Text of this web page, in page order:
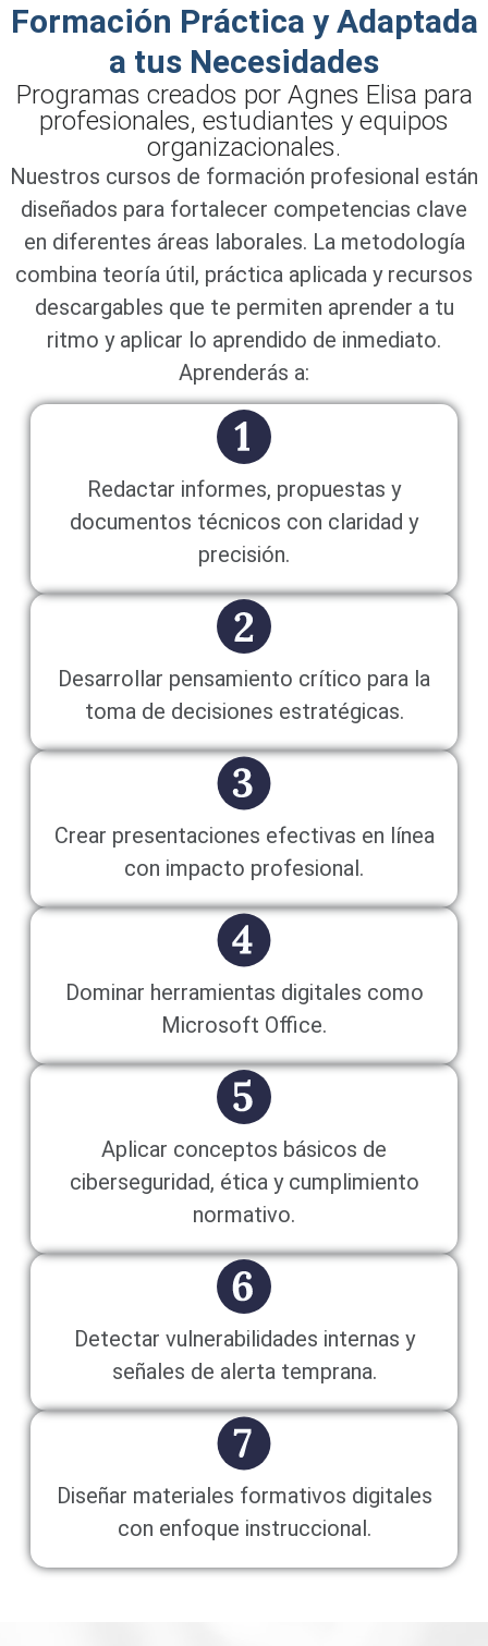
Formación Práctica y Adaptada
a tus Necesidades
Programas creados por Agnes Elisa para
profesionales, estudiantes y equipos
organizacionales.
Nuestros cursos de formación profesional están
diseñados para fortalecer competencias clave
en diferentes áreas laborales. La metodología
combina teoría útil, práctica aplicada y recursos
descargables que te permiten aprender a tu
ritmo y aplicar lo aprendido de inmediato.
Aprenderás a:
Redactar informes, propuestas y
documentos técnicos con claridad y
precisión.
Desarrollar pensamiento crítico para la
toma de decisiones estratégicas.
Crear presentaciones efectivas en línea
con impacto profesional.
Dominar herramientas digitales como
Microsoft Office.
Aplicar conceptos básicos de
ciberseguridad, ética y cumplimiento
normativo.
Detectar vulnerabilidades internas y
señales de alerta temprana.
Diseñar materiales formativos digitales
con enfoque instruccional.